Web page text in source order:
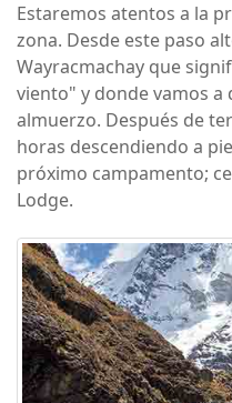
Estaremos atentos a la
zona. Desde este paso
Wayracmachay que
viento" y donde vamos
almuerzo. Después de
horas descendiendo a
próximo campamento;
Lodge.